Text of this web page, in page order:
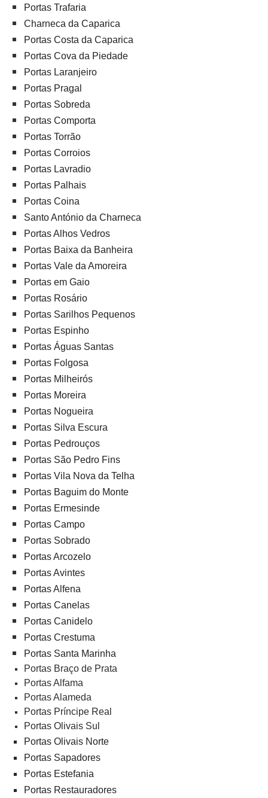
Portas Trafaria
Charneca da Caparica
Portas Costa da Caparica
Portas Cova da Piedade
Portas Laranjeiro
Portas Pragal
Portas Sobreda
Portas Comporta
Portas Torrão
Portas Corroios
Portas Lavradio
Portas Palhais
Portas Coina
Santo António da Charneca
Portas Alhos Vedros
Portas Baixa da Banheira
Portas Vale da Amoreira
Portas em Gaio
Portas Rosário
Portas Sarilhos Pequenos
Portas Espinho
Portas Águas Santas
Portas Folgosa
Portas Milheirós
Portas Moreira
Portas Nogueira
Portas Silva Escura
Portas Pedrouços
Portas São Pedro Fins
Portas Vila Nova da Telha
Portas Baguim do Monte
Portas Ermesinde
Portas Campo
Portas Sobrado
Portas Arcozelo
Portas Avintes
Portas Alfena
Portas Canelas
Portas Canidelo
Portas Crestuma
Portas Santa Marinha
Portas Braço de Prata
Portas Alfama
Portas Alameda
Portas Príncipe Real
Portas Olivais Sul
Portas Olivais Norte
Portas Sapadores
Portas Estefania
Portas Restauradores